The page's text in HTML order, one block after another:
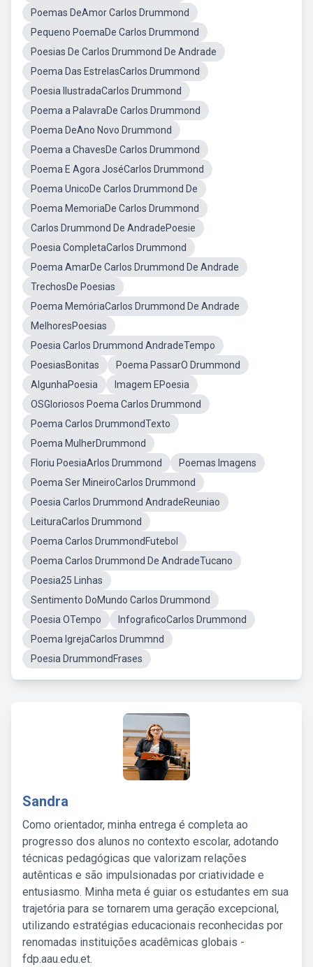
Poemas DeAmor Carlos Drummond
Pequeno PoemaDe Carlos Drummond
Poesias De Carlos Drummond De Andrade
Poema Das EstrelasCarlos Drummond
Poesia IlustradaCarlos Drummond
Poema a PalavraDe Carlos Drummond
Poema DeAno Novo Drummond
Poema a ChavesDe Carlos Drummond
Poema E Agora JoséCarlos Drummond
Poema UnicoDe Carlos Drummond De
Poema MemoriaDe Carlos Drummond
Carlos Drummond De AndradePoesie
Poesia CompletaCarlos Drummond
Poema AmarDe Carlos Drummond De Andrade
TrechosDe Poesias
Poema MemóriaCarlos Drummond De Andrade
MelhoresPoesias
Poesia Carlos Drummond AndradeTempo
PoesiasBonitas
Poema PassarO Drummond
AlgunhaPoesia
Imagem EPoesia
OSGloriosos Poema Carlos Drummond
Poema Carlos DrummondTexto
Poema MulherDrummond
Floriu PoesiaArlos Drummond
Poemas Imagens
Poema Ser MineiroCarlos Drummond
Poesia Carlos Drummond AndradeReuniao
LeituraCarlos Drummond
Poema Carlos DrummondFutebol
Poema Carlos Drummond De AndradeTucano
Poesia25 Linhas
Sentimento DoMundo Carlos Drummond
Poesia OTempo
InfograficoCarlos Drummond
Poema IgrejaCarlos Drummnd
Poesia DrummondFrases
Sandra
Como orientador, minha entrega é completa ao
progresso dos alunos no contexto escolar, adotando
técnicas pedagógicas que valorizam relações
autênticas e são impulsionadas por criatividade e
entusiasmo. Minha meta é guiar os estudantes em sua
trajetória para se tornarem uma geração excepcional,
utilizando estratégias educacionais reconhecidas por
renomadas instituições acadêmicas globais -
fdp.aau.edu.et.